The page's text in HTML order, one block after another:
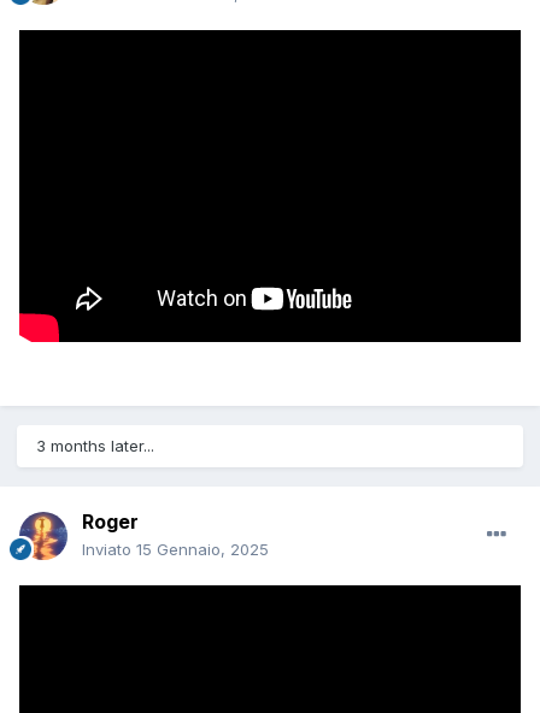
3 months later...
Roger
Inviato 15 Gennaio, 2025